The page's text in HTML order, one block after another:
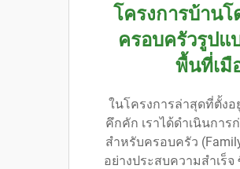
โครงการบ้าน
ครอบครัวรูปแ
พื้นที่เมื
ในโครงการล่าสุดที่ตั้ง
คึกคัก เราได้ดำเนินการ
สำหรับครอบครัว
อย่างประสบความสำเร็จ